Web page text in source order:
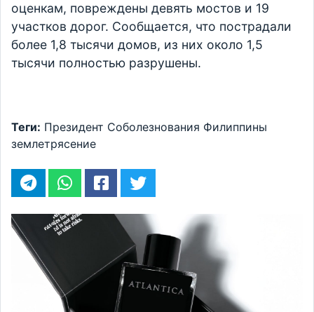
оценкам, повреждены девять мостов и 19
участков дорог. Сообщается, что пострадали
более 1,8 тысячи домов, из них около 1,5
тысячи полностью разрушены.
Теги: Президент Соболезнования Филиппины
землетрясение